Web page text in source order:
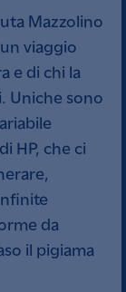
Mazzolino
viaggio
e di chi la
Uniche sono
HP, che ci
da
il pigiama